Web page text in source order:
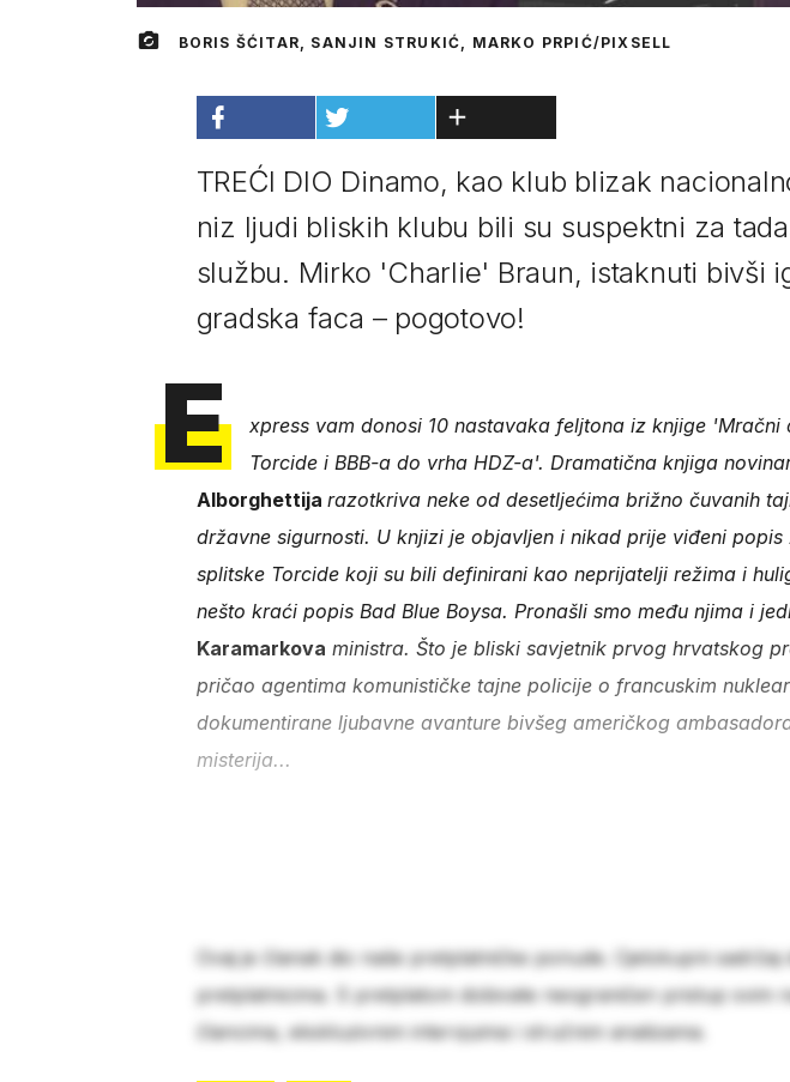
BORIS ŠĆITAR, SANJIN STRUKIĆ, MARKO PRPIĆ/PIXSELL
TREĆI DIO Dinamo, kao klub blizak
niz ljudi bliskih klubu bili su suspektni za
službu. Mirko 'Charlie' Braun, istaknuti bivši
gradska faca – pogotovo!
E
xpress vam donosi 10 nastavaka feljtona iz knjige 'Mračni
Torcide i BBB-a do vrha HDZ-a'. Dramatična knjiga
Alborghettija razotkriva neke od desetljećima brižno čuvanih
državne sigurnosti. U knjizi je objavljen i nikad prije viđeni
splitske Torcide koji su bili definirani kao neprijatelji režima i
nešto kraći popis Bad Blue Boysa. Pronašli smo među njima i
Karamarkova ministra. Što je bliski savjetnik prvog hrvatskog
pričao agentima komunističke tajne policije o francuskim
dokumentirane ljubavne avanture bivšeg američkog
misterija...
Ovaj je članak dio naše pretplatničke ponude. Cjelokupni sadržaj
pretplatnicima. S pretplatom dobivate neograničen pristup svim
člancima, ekskluzivnim intervjuima i stručnim analizama.